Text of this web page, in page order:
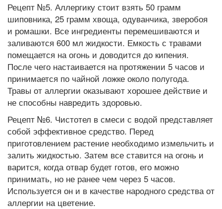
Рецепт №5. Аллергику стоит взять 50 грамм
шиповника, 25 грамм хвоща, одуванчика, зверобоя
и ромашки. Все ингредиенты перемешиваются и
заливаются 600 мл жидкости. Емкость с травами
помещается на огонь и доводится до кипения.
После чего настаивается на протяжении 5 часов и
принимается по чайной ложке около полугода.
Травы от аллергии оказывают хорошее действие и
не способны навредить здоровью.
Рецепт №6. Чистотел в смеси с водой представляет
собой эффективное средство. Перед
приготовлением растение необходимо измельчить и
залить жидкостью. Затем все ставится на огонь и
варится, когда отвар будет готов, его можно
принимать, но не ранее чем через 5 часов.
Используется он и в качестве народного средства от
аллергии на цветение.